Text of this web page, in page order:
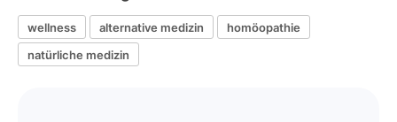
wellness alternative medizin
homöopathie
natürliche medizin